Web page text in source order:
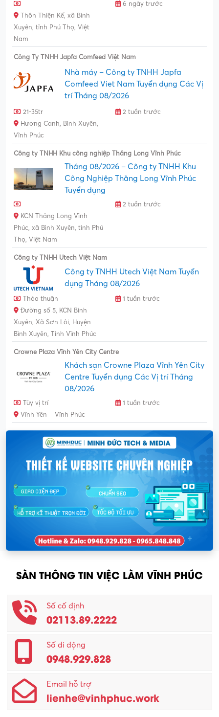
6 ngày trước
Thôn Thiện Kế, xã Bình
Xuyên, tỉnh Phú Thọ, Việt
Nam
Công Ty TNHH Japfa Comfeed Việt Nam
Nhà máy – Công ty TNHH Japfa
Comfeed Viet Nam Tuyển dụng Các Vị
trí Tháng 08/2026
21-35tr
2 tuần trước
Hương Canh, Bình Xuyên,
Vĩnh Phúc
Công ty TNHH Khu công nghiệp Thăng Long Vĩnh Phúc
Tháng 08/2026 – Công ty TNHH Khu
Công Nghiệp Thăng Long Vĩnh Phúc
Tuyển dụng
2 tuần trước
KCN Thăng Long Vĩnh
Phúc, xã Bình Xuyên, tỉnh Phú
Thọ, Việt Nam
Công ty TNHH Utech Việt Nam
Công ty TNHH Utech Việt Nam Tuyển
dụng Tháng 08/2026
Thỏa thuận
1 tuần trước
Đường số 5, KCN Bình
Xuyên, Xã Sơn Lôi, Huyện
Bình Xuyên, Tỉnh Vĩnh Phúc
Crowne Plaza Vĩnh Yên City Centre
Khách sạn Crowne Plaza Vĩnh Yên City
Centre Tuyển dụng Các Vị trí Tháng
08/2026
Tùy vị trí
1 tuần trước
Vĩnh Yên – Vĩnh Phúc
SÀN THÔNG TIN VIỆC LÀM VĨNH PHÚC
Số cố định
02113.89.2222
Số di động
0948.929.828
Email hỗ trợ
lienhe@vinhphuc.work